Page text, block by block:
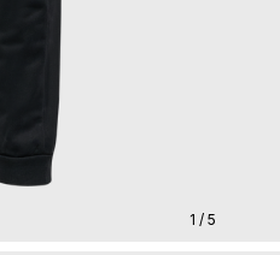
1 / 5